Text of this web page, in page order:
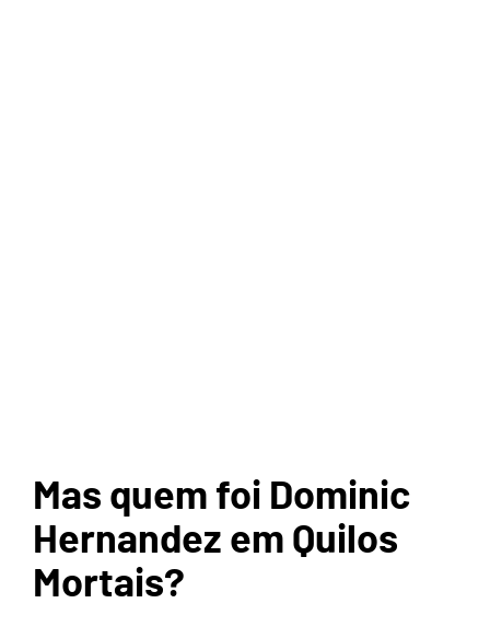
Mas quem foi Dominic
Hernandez em Quilos
Mortais?